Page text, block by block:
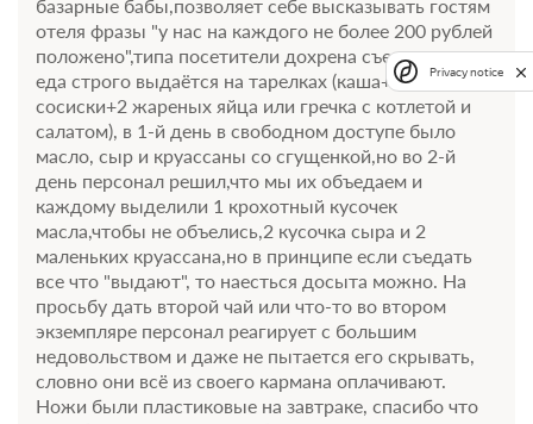
10 фото
Люкс Подробнее
50м
Одна двуспальная кровать
Одна диван-кровать
Телевизор
Сплит-система
2 гостя
Моментальное подтверждение
базарные бабы,позволяет себе высказывать гостям
отеля фразы "у нас на каждого не более 200 рублей
положено",типа посетители дохрена съедают, хотя
еда строго выдаётся на тарелках (каша+2 мини-
сосиски+2 жареных яйца или гречка с котлетой и
салатом), в 1-й день в свободном доступе было
масло, сыр и круассаны со сгущенкой,но во 2-й
день персонал решил,что мы их объедаем и
каждому выделили 1 крохотный кусочек
масла,чтобы не объелись,2 кусочка сыра и 2
маленьких круассана,но в принципе если съедать
все что "выдают", то наесться досыта можно. На
просьбу дать второй чай или что-то во втором
экземпляре персонал реагирует с большим
недовольством и даже не пытается его скрывать,
словно они всё из своего кармана оплачивают.
Ножи были пластиковые на завтраке, спасибо что
Privacy notice